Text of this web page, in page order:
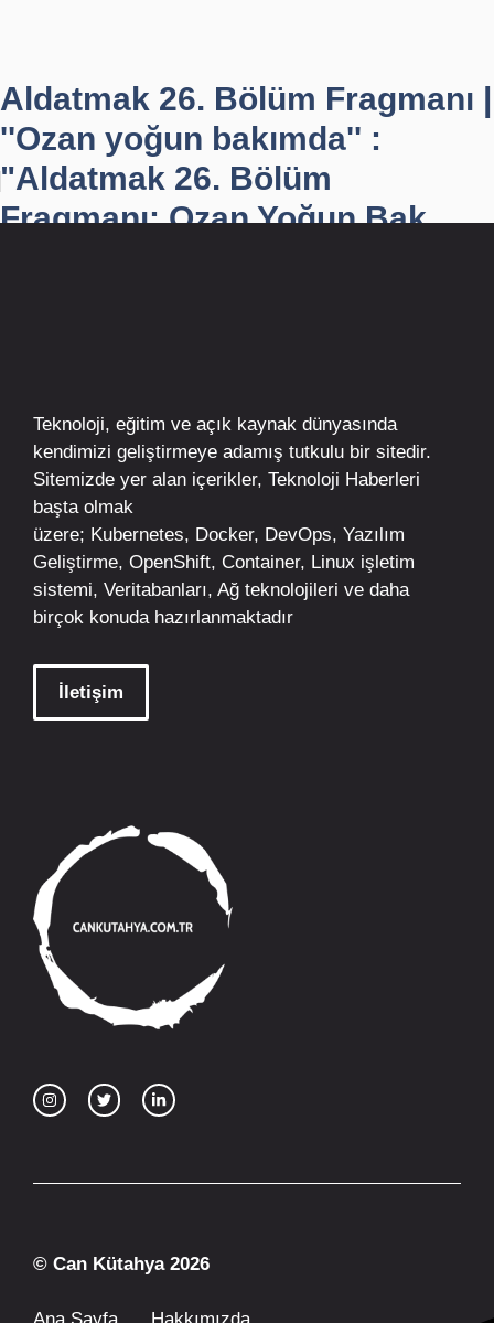
Aldatmak 26. Bölüm Fragmanı |
''Ozan yoğun bakımda'' :
"Aldatmak 26. Bölüm
Fragmanı: Ozan Yoğun Bak...
Teknoloji, eğitim ve açık kaynak dünyasında
kendimizi geliştirmeye adamış tutkulu bir sitedir.
Sitemizde yer alan içerikler, Teknoloji Haberleri
başta olmak
üzere; Kubernetes, Docker, DevOps, Yazılım
Geliştirme, OpenShift, Container, Linux işletim
sistemi, Veritabanları, Ağ teknolojileri ve daha
birçok konuda hazırlanmaktadır
İletişim
© Can Kütahya 2026